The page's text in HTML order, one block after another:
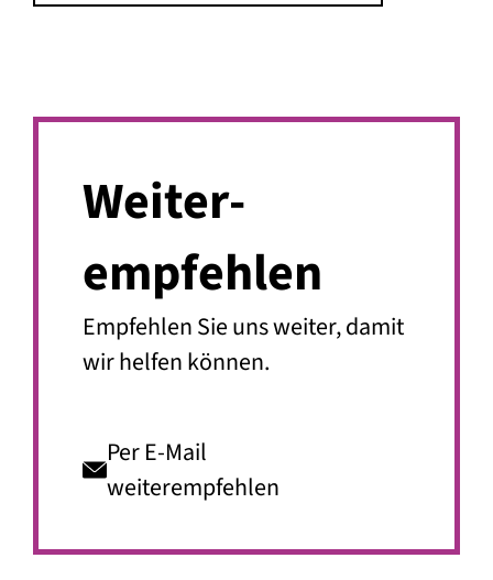
Weiter­
empfehlen
Empfehlen Sie uns weiter, damit
wir helfen können.
Per E-Mail
weiterempfehlen